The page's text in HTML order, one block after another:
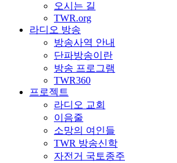
오시는 길
TWR.org
라디오 방송
방송사역 안내
단파방송이란
방송 프로그램
TWR360
프로젝트
라디오 교회
이음줄
소망의 여인들
TWR 방송신학
자전거 국토종주